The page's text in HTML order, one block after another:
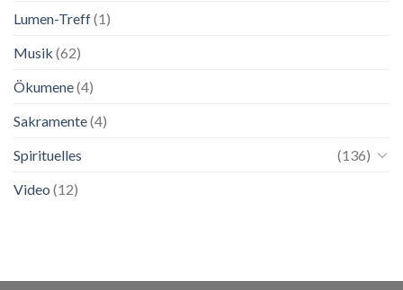
Lumen-Treff(1)
Musik (62)
Ökumene(4)
Sakramente(4)
Spirituelles
(136)
Video (12)